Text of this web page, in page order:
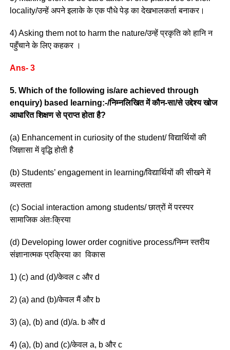
locality/उन्हें अपने इलाके के एक पौधे पेड़ का देखभालकर्ता बनाकर।
4) Asking them not to harm the nature/उन्हें प्रकृति को हानि न
पहुँचाने के लिए कहकर ।
Ans- 3
5. Which of the following is/are achieved through
enquiry) based learning:-/निम्नलिखित में कौन-सा/से उद्देश्य खोज
आधारित शिक्षण से प्राप्त होता है?
(a) Enhancement in curiosity of the student/ विद्यार्थियों की
जिज्ञासा में वृद्धि होती है
(b) Students’ engagement in learning/विद्यार्थियों की सीखने में
व्यस्तता
(c) Social interaction among students/ छात्रों में परस्पर
सामाजिक अंतःक्रिया
(d) Developing lower order cognitive process/निम्न स्तरीय
संज्ञानात्मक प्रक्रिया का विकास
1) (c) and (d)/केवल c और d
2) (a) and (b)/केवल मैं और b
3) (a), (b) and (d)/a. b और d
4) (a), (b) and (c)/केवल a, b और c